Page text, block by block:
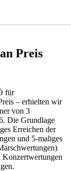
Preis
für
– erhielten wir
von 3
Die Grundlage
Erreichen der
und 5-maliges
Konzertwertungen